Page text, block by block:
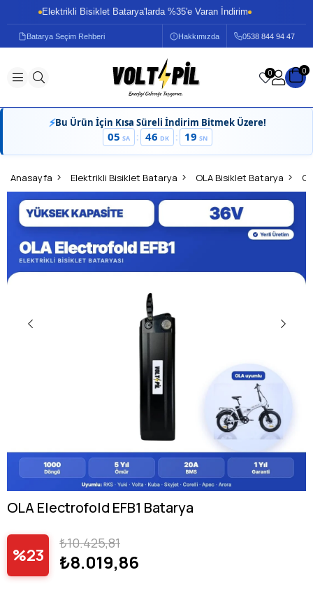
Elektrikli Bisiklet Batarya'larda %35'e Varan İndirim
Batarya Seçim Rehberi Hakkımızda 0538 844 94 47
0 0
⚡Bu Ürün İçin Kısa Süreli İndirim Bitmek Üzere!
05 SA : 46 DK : 19 SN
Anasayfa Elektrikli Bisiklet Batarya OLA Bisiklet Batarya
OLA Electrofold EFB1 Batarya
23
₺10.425,81
₺8.019,86